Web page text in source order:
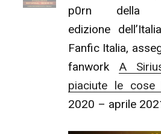
p0rn della
edizione
Fanfic Italia,
fanwork A
piaciute le cose
2020 – aprile